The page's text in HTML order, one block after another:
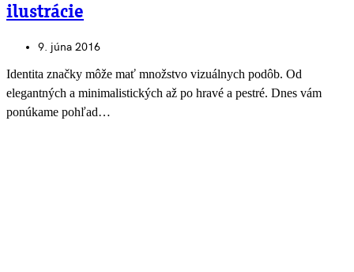
ilustrácie
9. júna 2016
Identita značky môže mať množstvo vizuálnych podôb. Od
elegantných a minimalistických až po hravé a pestré. Dnes vám
ponúkame pohľad…